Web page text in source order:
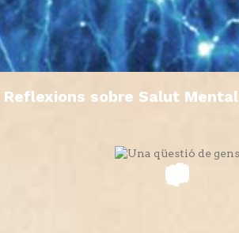
Reflexions sobre Salut Mental